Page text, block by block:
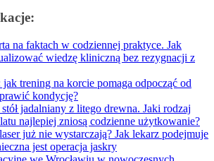
na faktach w codziennej praktyce. Jak
wiedzę kliniczną bez rezygnacji z
trening na korcie pomaga odpocząć od
kondycję?
jadalniany z litego drewna. Jaki rodzaj
najlepiej zniosą codzienne użytkowanie?
już nie wystarczają? Jak lekarz podejmuje
jest operacja jaskry